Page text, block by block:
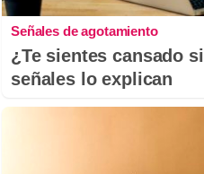
Señales de agotamiento
¿Te sientes cansado
señales lo explican